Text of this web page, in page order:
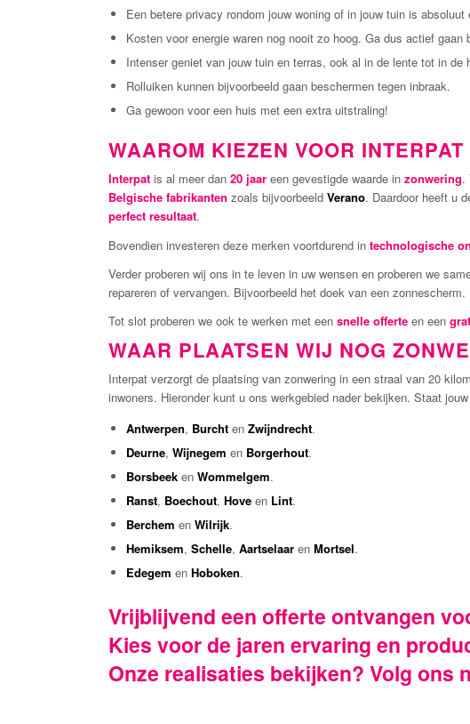
Een betere privacy rondom jouw woning of in jouw tuin is
Kosten voor energie waren nog nooit zo hoog. Ga dus actief
Intenser geniet van jouw tuin en terras, ook al in de lente tot in de
Rolluiken kunnen bijvoorbeeld gaan beschermen tegen inbraak.
Ga gewoon voor een huis met een extra uitstraling!
WAAROM KIEZEN VOOR
Interpat is al meer dan 20 jaar een gevestigde waarde in zonwering.
Belgische fabrikanten zoals bijvoorbeeld Verano. Daardoor heeft u
perfect resultaat.
Bovendien investeren deze merken voortdurend in technologische
Verder proberen wij ons in te leven in uw wensen en proberen we
repareren of vervangen. Bijvoorbeeld het doek van een
Tot slot proberen we ook te werken met een snelle offerte en een
WAAR PLAATSEN WIJ NOG
Interpat verzorgt de plaatsing van zonwering in een straal van 20
inwoners. Hieronder kunt u ons werkgebied nader bekijken. Staat
Antwerpen, Burcht en Zwijndrecht.
Deurne, Wijnegem en Borgerhout.
Borsbeek en Wommelgem.
Ranst, Boechout, Hove en Lint.
Berchem en Wilrijk.
Hemiksem, Schelle, Aartselaar en Mortsel.
Edegem en Hoboken.
Vrijblijvend een offerte ontvangen
Kies voor de jaren ervaring en
Onze realisaties bekijken? Volg ons